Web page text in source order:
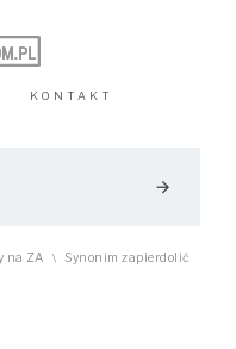
KONTAKT
arrow_forward
na ZA \ Synonim zapierdolić